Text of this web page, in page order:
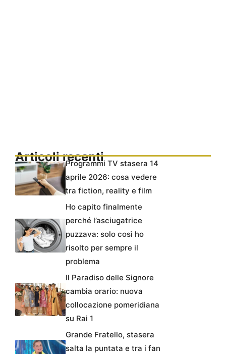
Articoli recentiProgrammi TV stasera 14
aprile 2026: cosa vedere
tra fiction, reality e film
Ho capito finalmente
perché l’asciugatrice
puzzava: solo così ho
risolto per sempre il
problema
Il Paradiso delle Signore
cambia orario: nuova
collocazione pomeridiana
su Rai 1
Grande Fratello, stasera
salta la puntata e tra i fan